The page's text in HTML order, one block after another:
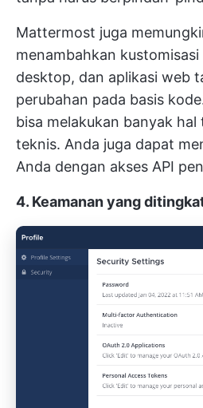
Mattermost juga
menambahkan
desktop, dan aplikasi web
perubahan pada basis
bisa melakukan banyak
teknis. Anda juga dapat
Anda dengan akses API
4. Keamanan yang